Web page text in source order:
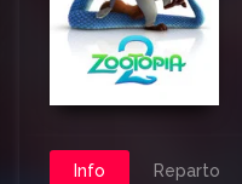
Info Reparto